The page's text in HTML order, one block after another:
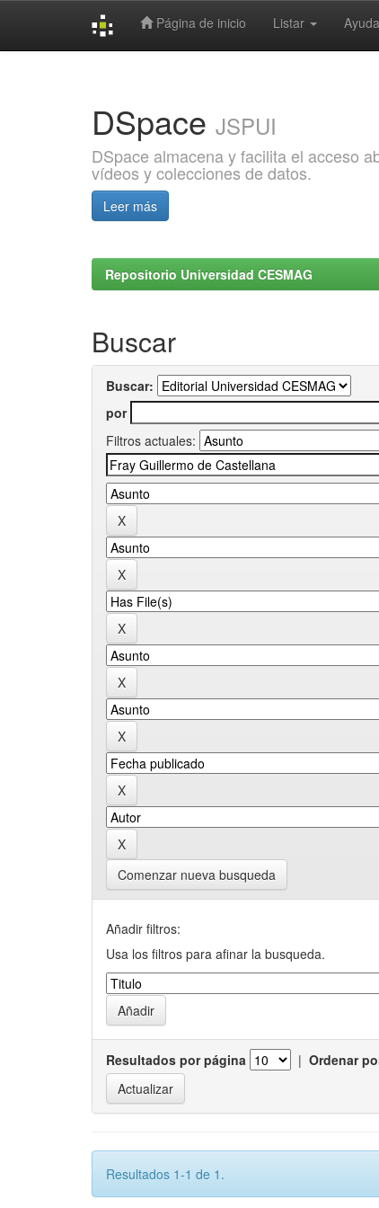
Página de inicio Listar Ayuda
DSpace JSPUI
DSpace almacena y facilita el acceso
vídeos y colecciones de datos.
Leer más
Repositorio Universidad CESMAG
Buscar
Buscar:
por
Filtros actuales:
Comenzar nueva busqueda
Añadir filtros:
Usa los filtros para afinar la busqueda.
Resultados por página | Ordenar
Resultados 1-1 de 1.